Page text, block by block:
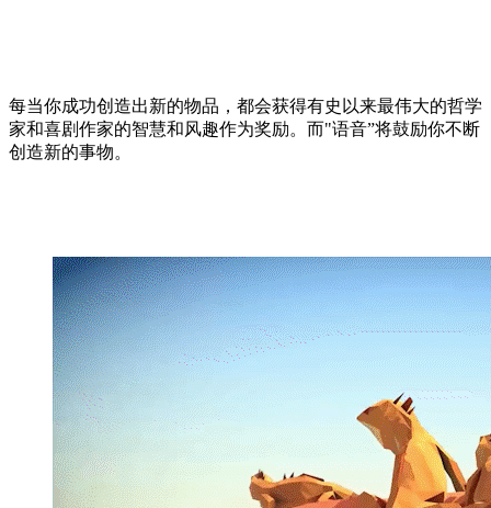
每当你成功创造出新的物品，都会获得有史以来最伟大的哲学
家和喜剧作家的智慧和风趣作为奖励。而"语音”将鼓励你不断
创造新的事物。